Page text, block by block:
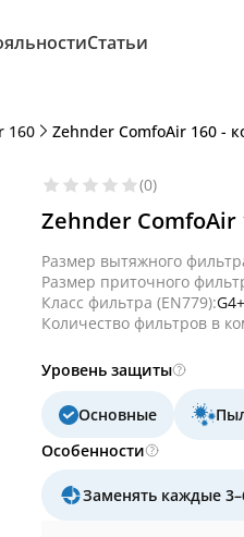
Статьи
160 Zehnder ComfoAir 160 -
(0)
Zehnder ComfoAir
Размер вытяжного
Размер приточного
Класс фильтра (EN779):
Количество фильтров в
Уровень защиты
Основные
Особенности
Заменять каждые